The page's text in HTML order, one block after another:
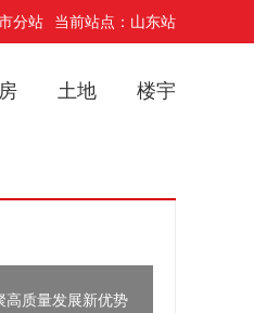
分站 当前站点：山东站
土地 楼宇
高质量发展新优势